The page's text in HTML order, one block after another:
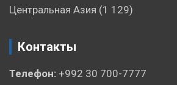
Центральная Азия (1 129)
Контакты
Телефон: +992 30 700-7777